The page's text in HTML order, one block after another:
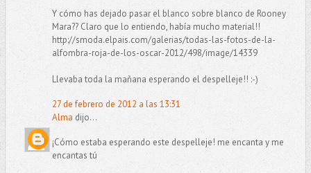
Y cómo has dejado pasar el blanco sobre blanco de Rooney
Mara?? Claro que lo entiendo, había mucho material!!
http://smoda.elpais.com/galerias/todas-las-fotos-de-la-
alfombra-roja-de-los-oscar-2012/498/image/14339
Llevaba toda la mañana esperando el despelleje!! :-)
27 de febrero de 2012 a las 13:31
Alma dijo...
¡Cómo estaba esperando este despelleje! me encanta y me
encantas tú